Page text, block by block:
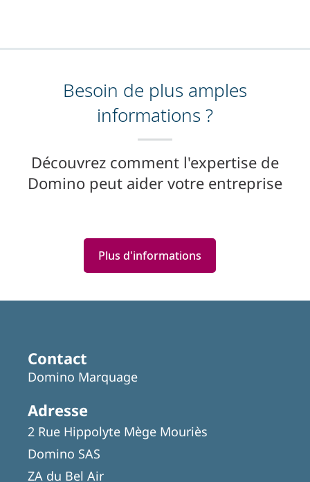
Besoin de plus amples
informations ?
Découvrez comment l'expertise de
Domino peut aider votre entreprise
Plus d'informations
Contact
Domino Marquage
Adresse
2 Rue Hippolyte Mège Mouriès
Domino SAS
ZA du Bel Air